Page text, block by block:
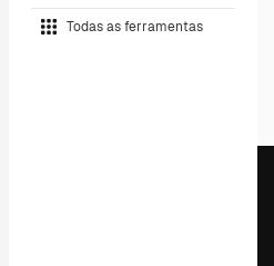
Todas as ferramentas